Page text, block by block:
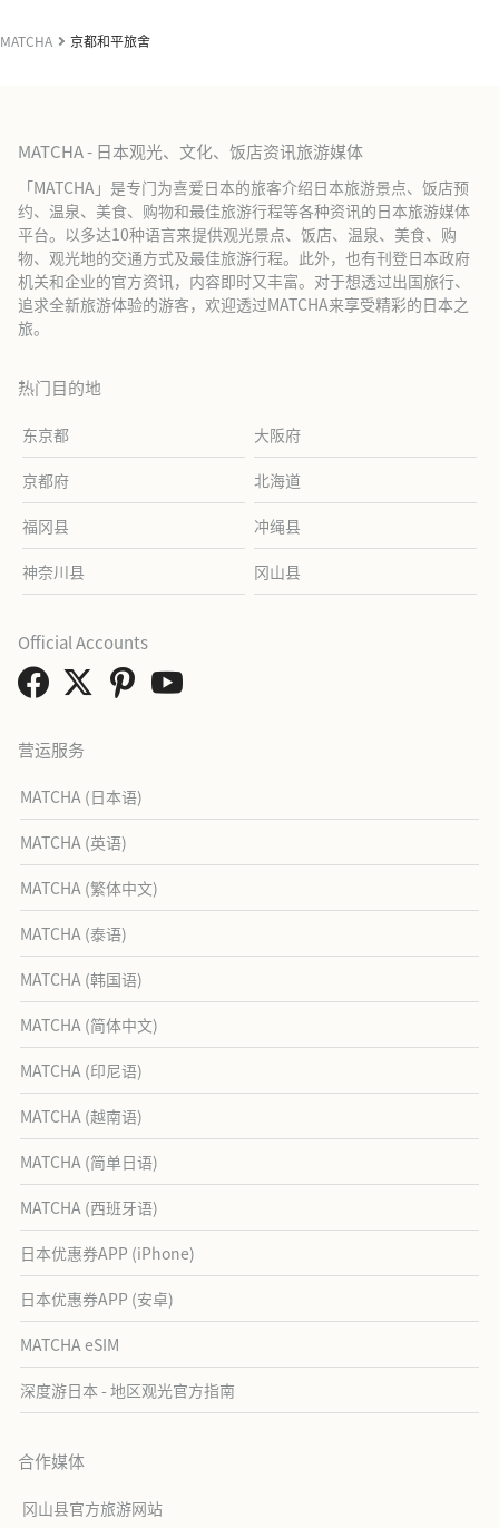
MATCHA 京都和平旅舍
MATCHA - 日本观光、文化、饭店资讯旅游媒体
「MATCHA」是专门为喜爱日本的旅客介绍日本旅游景点、饭店预
约、温泉、美食、购物和最佳旅游行程等各种资讯的日本旅游媒体
平台。以多达10种语言来提供观光景点、饭店、温泉、美食、购
物、观光地的交通方式及最佳旅游行程。此外，也有刊登日本政府
机关和企业的官方资讯，内容即时又丰富。对于想透过出国旅行、
追求全新旅游体验的游客，欢迎透过MATCHA来享受精彩的日本之
旅。
热门目的地
东京都 大阪府
京都府 北海道
福冈县 冲绳县
神奈川县 冈山县
营运服务
MATCHA (日本语)
MATCHA (英语)
MATCHA (繁体中文)
MATCHA (泰语)
MATCHA (韩国语)
MATCHA (简体中文)
MATCHA (印尼语)
MATCHA (越南语)
MATCHA (简单日语)
MATCHA (西班牙语)
日本优惠券APP (iPhone)
日本优惠券APP (安卓)
MATCHA eSIM
深度游日本 - 地区观光官方指南
合作媒体
冈山县官方旅游网站
Official Accounts